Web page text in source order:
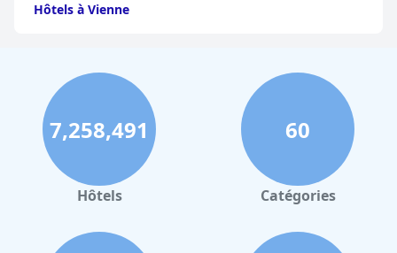
Hôtels à Vienne
Hôtels à Perpignan
Hôtels au Grand-Bornand
Hôtels à Strasbourg
Hôtels à Valence
Hôtels à Gerardmer
7,258,491
Hôtels
60
Catégories